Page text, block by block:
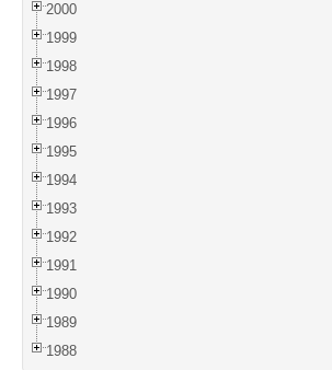
2000
1999
1998
1997
1996
1995
1994
1993
1992
1991
1990
1989
1988